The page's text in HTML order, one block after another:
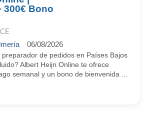
300€ Bono
06/08/2026
de pedidos en Países Bajos
Albert Heijn Online te ofrece
semanal y un bono de bienvenida ...